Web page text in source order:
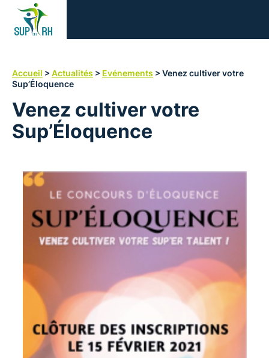
SUP
des
RH
Accueil > Actualités > Evénements > Venez cultiver votre
Sup’Éloquence
Venez cultiver votre
Sup’Éloquence